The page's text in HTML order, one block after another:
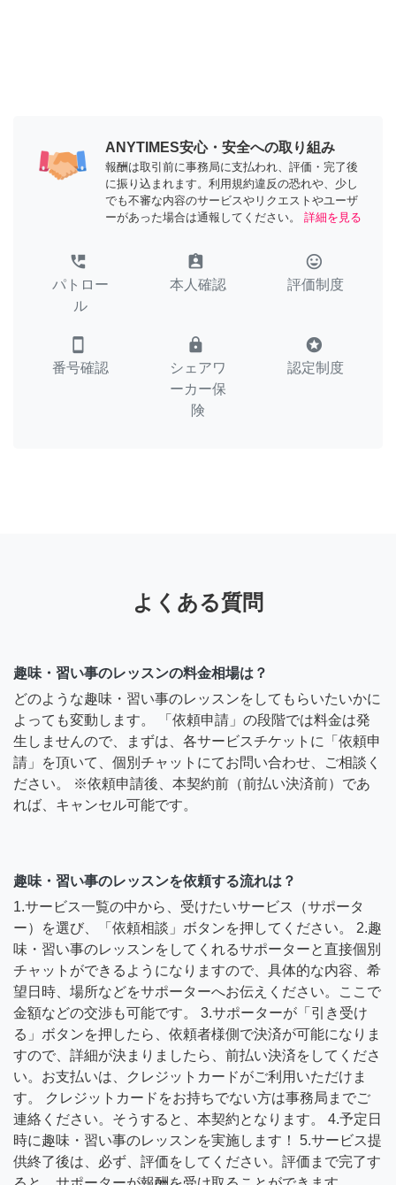
ANYTIMES安心・安全への取り組み
報酬は取引前に事務局に支払われ、評価・完了後
に振り込まれます。利用規約違反の恐れや、少し
でも不審な内容のサービスやリクエストやユーザ
ーがあった場合は通報してください。
詳細を見る
perm_phone_msg
パトロー
ル
assignment_ind
本人確認
tag_faces
評価制度
smartphone
番号確認
lock
シェアワ
ーカー保
険
stars
認定制度
よくある質問
趣味・習い事のレッスンの料金相場は？
どのような趣味・習い事のレッスンをしてもらいたいかに
よっても変動します。 「依頼申請」の段階では料金は発
生しませんので、まずは、各サービスチケットに「依頼申
請」を頂いて、個別チャットにてお問い合わせ、ご相談く
ださい。 ※依頼申請後、本契約前（前払い決済前）であ
れば、キャンセル可能です。
趣味・習い事のレッスンを依頼する流れは？
1.サービス一覧の中から、受けたいサービス（サポータ
ー）を選び、「依頼相談」ボタンを押してください。 2.趣
味・習い事のレッスンをしてくれるサポーターと直接個別
チャットができるようになりますので、具体的な内容、希
望日時、場所などをサポーターへお伝えください。ここで
金額などの交渉も可能です。 3.サポーターが「引き受け
る」ボタンを押したら、依頼者様側で決済が可能になりま
すので、詳細が決まりましたら、前払い決済をしてくださ
い。お支払いは、クレジットカードがご利用いただけま
す。 クレジットカードをお持ちでない方は事務局までご
連絡ください。そうすると、本契約となります。 4.予定日
時に趣味・習い事のレッスンを実施します！ 5.サービス提
供終了後は、必ず、評価をしてください。評価まで完了す